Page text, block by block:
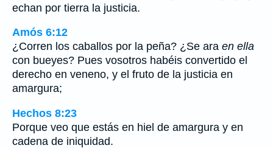
echan por tierra la justicia.
Amós 6:12
¿Corren los caballos por la peña? ¿Se ara en ella
con bueyes? Pues vosotros habéis convertido el
derecho en veneno, y el fruto de la justicia en
amargura;
Hechos 8:23
Porque veo que estás en hiel de amargura y en
cadena de iniquidad.